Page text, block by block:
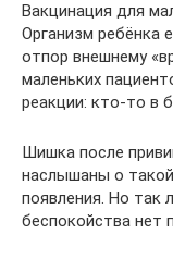
Вакцинация для
Организм ребёнка
отпор внешнему
маленьких
реакции: кто-то в
Шишка после
наслышаны о
появления. Но так
беспокойства нет